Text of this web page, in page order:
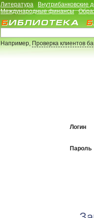
Литература
Внутрибанковские
Международные финансы
Например,Проверка клиентов
Логин
Пароль